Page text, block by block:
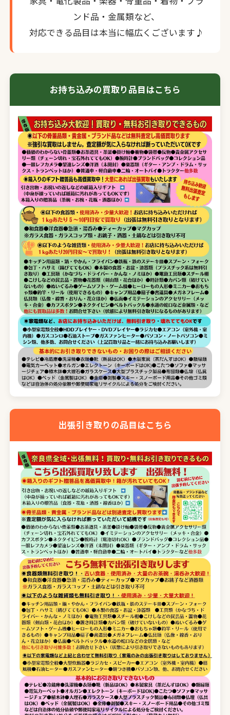
ンド品・金属類など、
対応できる品目は本当に幅広くございます♪
お持ち込みの買取り品目はこちら
出張引き取りの品目はこちら